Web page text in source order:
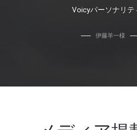
Voicyパーソナリテ
伊藤羊一様